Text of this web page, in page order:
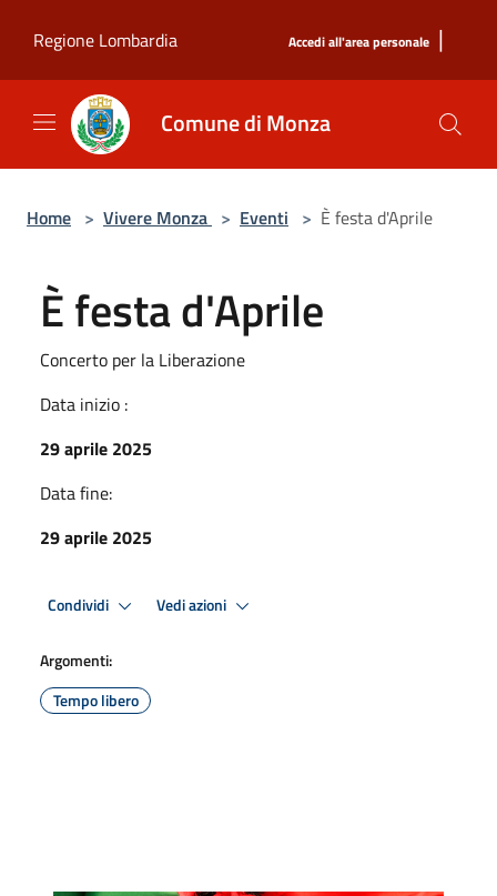
Regione Lombardia
Accedi all'area personale |
Comune di Monza
Home > Vivere Monza > Eventi > È festa d'Aprile
È festa d'Aprile
Concerto per la Liberazione
Data inizio :
29 aprile 2025
Data fine:
29 aprile 2025
Condividi Vedi azioni
Argomenti:
Tempo libero